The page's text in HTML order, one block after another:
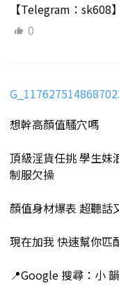
【Telegram：sk608】
0
想幹高顏值騷穴嗎
頂級淫貨任挑 學生妹
制服欠操
顏值身材爆表 超聽話
現在加我 快速幫你匹
📍Google 搜尋：小